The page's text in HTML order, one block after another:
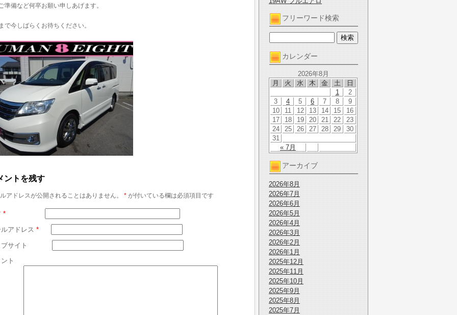
フリーワード検索
カレンダー
2026年8月
月
火 水 木 金 土 日
« 7月
1
2
3
4 5 6 7 8
9
10
11 12 13 14 15
16
17
18 19 20 21 22
23
24
25 26 27 28 29
30
31
アーカイブ
2026年8月
2026年7月
2026年6月
2026年5月
2026年4月
2026年3月
2026年2月
2026年1月
2025年12月
2025年11月
2025年10月
2025年9月
2025年8月
2025年7月
準備など何卒お願い申しあげます。
で今しばらくお待ちください。
ントを残す
アドレスが公開されることはありません。 *が付いている欄は必須項目です
*
アドレス *
サイト
ト